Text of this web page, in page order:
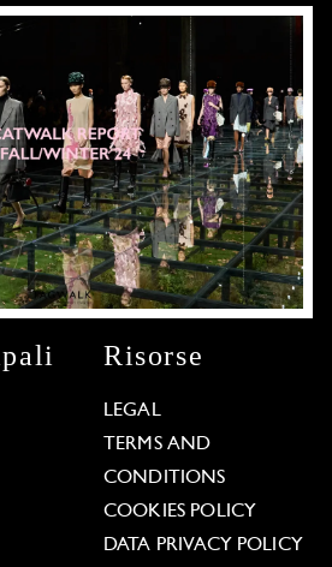
Risorse
LEGAL
TERMS AND
CONDITIONS
COOKIES POLICY
DATA PRIVACY POLICY